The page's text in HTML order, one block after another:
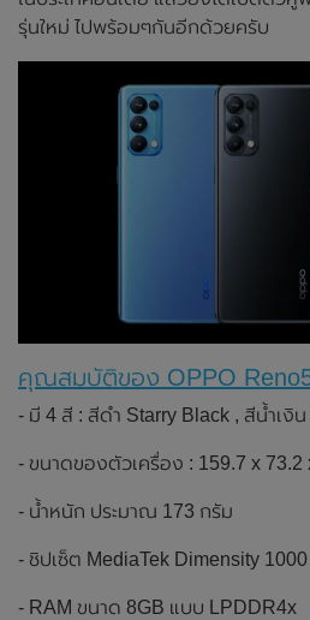
รุ่นใหม่ ไปพร้อมๆกันอีกด้วยครับ
คุณสมบัติของ OPPO
- มี 4 สี : สีดำ Starry Black , สีน้ำเงิ
- ขนาดของตัวเครื่อง : 159.7 x 73.2
- น้ำหนัก ประมาณ 173 กรัม
- ชิปเซ็ต MediaTek Dimensity
- RAM ขนาด 8GB แบบ LPDDR4x